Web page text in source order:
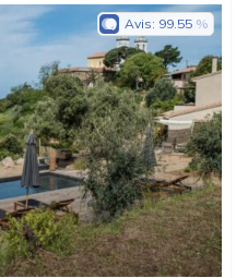
Avis: 99.55